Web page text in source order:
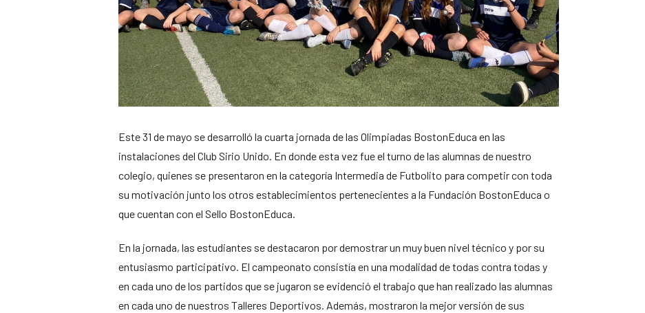
Este 31 de mayo se desarrolló la cuarta jornada de las Olimpiadas BostonEduca en las
instalaciones del Club Sirio Unido. En donde esta vez fue el turno de las alumnas de nuestro
colegio, quienes se presentaron en la categoría Intermedia de Futbolito para competir con toda
su motivación junto los otros establecimientos pertenecientes a la Fundación BostonEduca o
que cuentan con el Sello BostonEduca.
En la jornada, las estudiantes se destacaron por demostrar un muy buen nivel técnico y por su
entusiasmo participativo. El campeonato consistía en una modalidad de todas contra todas y
en cada uno de los partidos que se jugaron se evidenció el trabajo que han realizado las alumnas
en cada uno de nuestros Talleres Deportivos. Además, mostraron la mejor versión de sus